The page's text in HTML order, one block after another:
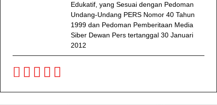
Edukatif, yang Sesuai dengan Pedoman
Undang-Undang PERS Nomor 40 Tahun
1999 dan Pedoman Pemberitaan Media
Siber Dewan Pers tertanggal 30 Januari
2012